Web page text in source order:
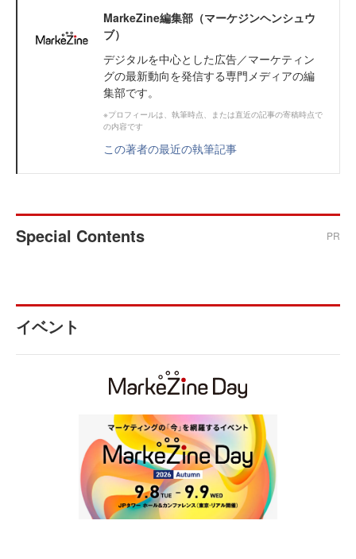
MarkeZine編集部（マーケジンヘンシュウ
ブ）
デジタルを中心とした広告／マーケティン
グの最新動向を発信する専門メディアの編
集部です。
※プロフィールは、執筆時点、または直近の記事の寄稿時点で
の内容です
この著者の最近の執筆記事
Special Contents PR
イベント